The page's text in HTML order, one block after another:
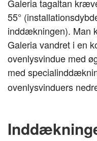
Galeria tagaltan
55°
inddækningen). Man
Galeria vandret i en
ovenlysvindue med
med
ovenlysvinduers